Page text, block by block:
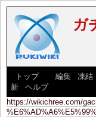
ガ
トップ] [ 編集| 凍結|
新| ヘルプ]
https://wikichree.com/